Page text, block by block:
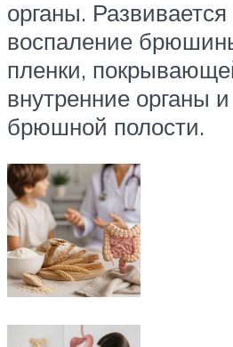
органы.
воспаление
пленки,
внутренние органы и
брюшной полости.